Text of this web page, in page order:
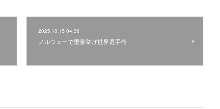
2025.10.15 04:36
ノルウェーで重量挙げ世界選手権